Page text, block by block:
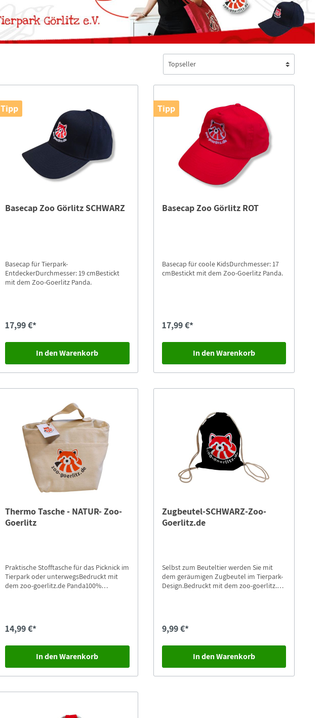
Tipp
Basecap Zoo Görlitz SCHWARZ
Basecap für Tierpark-
EntdeckerDurchmesser: 19 cmBestickt
mit dem Zoo-Goerlitz Panda.
17,99 €*
In den Warenkorb
Tipp
Basecap Zoo Görlitz ROT
Basecap für coole KidsDurchmesser: 17
cmBestickt mit dem Zoo-Goerlitz Panda.
17,99 €*
In den Warenkorb
Thermo Tasche - NATUR- Zoo-
Goerlitz
Praktische Stofftasche für das Picknick im
Tierpark oder unterwegsBedruckt mit
dem zoo-goerlitz.de Panda100%
14,99 €*
In den Warenkorb
Zugbeutel-SCHWARZ-Zoo-
Goerlitz.de
Selbst zum Beuteltier werden Sie mit
dem geräumigen Zugbeutel im Tierpark-
Design.Bedruckt mit dem zoo-goerlitz.de
9,99 €*
In den Warenkorb